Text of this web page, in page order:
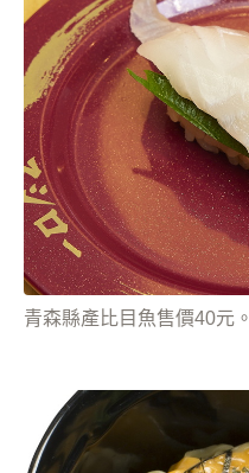
青森縣產比目魚售價40元。